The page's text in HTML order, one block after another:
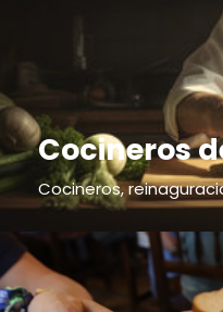
Cocineros
Cocineros,